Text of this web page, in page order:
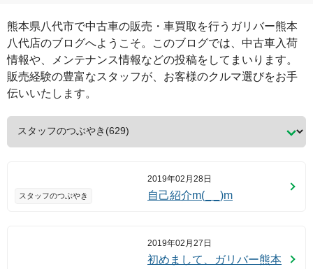
熊本県八代市で中古車の販売・車買取を行う ガリバー熊本
八代店のブログへようこそ。このブログでは、中古車入荷
情報や、メンテナンス情報などの投稿をしてまいります。
販売経験の豊富なスタッフが、お客様のクルマ選びをお手
伝いいたします。
スタッフのつぶやき
2019年02月28日
自己紹介m(_ _)m
2019年02月27日
初めまして、ガリバー熊本